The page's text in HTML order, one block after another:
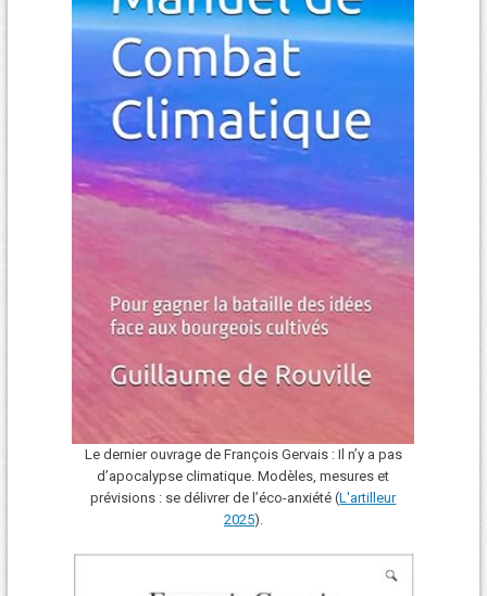
Le dernier ouvrage de François Gervais : Il n’y a pas
d’apocalypse climatique. Modèles, mesures et
prévisions : se délivrer de l’éco-anxiété (L'arti lleur
2025).